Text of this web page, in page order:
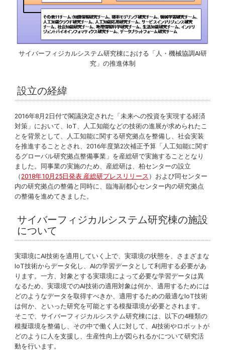
サイバーフィジカルシステム研究棟における「人・機械協調AI研
究」の推進体制
設立の経緯
2016年8月2日付で閣議決定された「未来への投資を実現する経済
対策」において、IoT、人工知能などの技術の進展が求められたこ
とを背景として、人工知能に関する研究拠点を整備し、社会実装
を推進することとされ、2016年度第2次補正予算「人工知能に関す
るグローバル研究拠点整備事業」を産総研で実施することとなり
ました。同事業の実施のため、産総研は、柏センターの設立
（ 2018年10月25日発表 産総研プレスリリース ）および同センター
内の研究拠点の整備と同時に、臨海副都心センター内の研究拠点
の整備を進めてきました。
サイバーフィジカルシステム研究棟の施設
について
実環境にAI技術を適用していく上で、実環境の状態を、さまざまな
IoT技術からデータ化し、AIの学習データとして利用する必要があ
ります。一方、対象とする実環境によって必要な学習データは異
なるため、実環境でのAI技術の適用対象は何か、適用するためには
どのようなデータを取得すべきか、適用するための最適なIoT技術
は何か、といった研究を可能とする模擬環境が必要とされます。
そこで、サイバーフィジカルシステム研究棟には、以下の4種類の
模擬環境を整備し、その中で働く人に対して、AI技術やロボットが
どのように人を支援し、生産性向上が図られるかについて研究活
動を行います。